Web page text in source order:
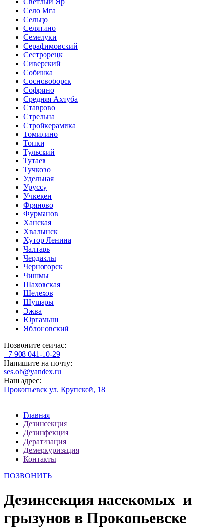
Село Мга
Сельцо
Селятино
Семелуки
Серафимовский
Сестрорецк
Сиверский
Собинка
Сосновоборск
Софрино
Средняя Ахтуба
Ставрово
Стрельна
Стройкерамика
Томилино
Топки
Тульский
Тутаев
Тучково
Удельная
Уруссу
Учкекен
Фряново
Фурманов
Ханская
Хвалынск
Хутор Ленина
Чалтарь
Чердаклы
Черногорск
Чишмы
Шаховская
Шелехов
Шушары
Эжва
Юргамыш
Яблоновский
Позвоните сейчас:
‪+7 908 041-10-29
Напишите на почту:
ses.ob@yandex.ru
Наш адрес:
Прокопьевск ул. Крупской, 18
Главная
Дезинсекция
Дезинфекция
Дератизация
Демеркуризация
Контакты
ПОЗВОНИТЬ
Дезинсекция насекомых и
грызунов в Прокопьевске